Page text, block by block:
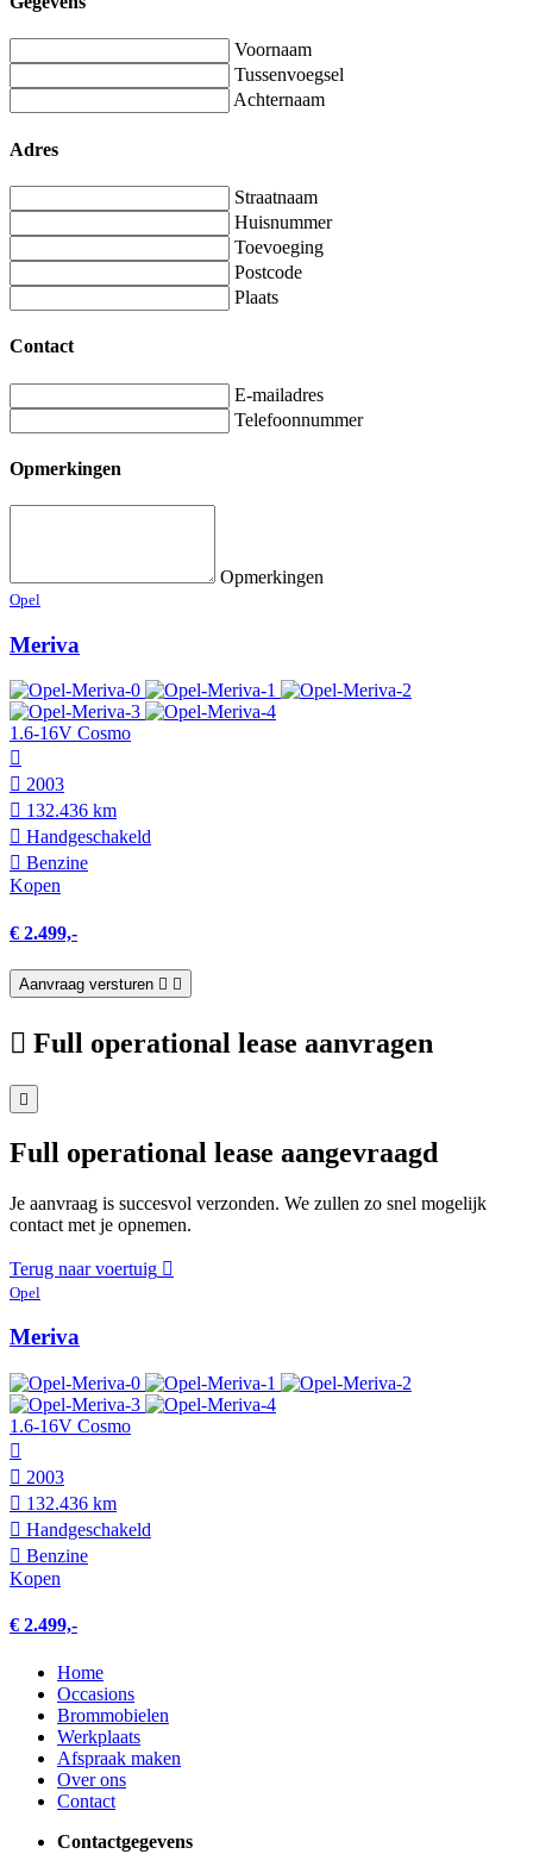
Voornaam
Tussenvoegsel
Achternaam
Adres
Straatnaam
Huisnummer
Toevoeging
Postcode
Plaats
Contact
E-mailadres
Telefoonnummer
Opmerkingen
Opmerkingen
Opel
Meriva
1.6-16V Cosmo
2003
132.436 km
Hand­geschakeld
Benzine
Kopen
€ 2.499,-
Aanvraag versturen
Full operational lease aanvragen
Full operational lease aangevraagd
Je aanvraag is succesvol verzonden. We zullen zo snel mogelijk
contact met je opnemen.
Terug naar voertuig
Opel
Meriva
1.6-16V Cosmo
2003
132.436 km
Hand­geschakeld
Benzine
Kopen
€ 2.499,-
Home
Occasions
Brommobielen
Werkplaats
Afspraak maken
Over ons
Contact
Contactgegevens